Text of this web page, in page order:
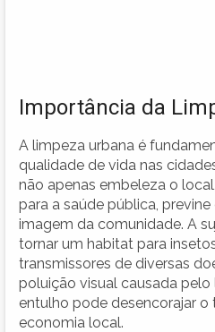
Importância da
A limpeza urbana é
qualidade de vida nas
não apenas embeleza o
para a saúde pública,
imagem da comunidade. A
tornar um habitat para
transmissores de diversas
poluição visual causada
entulho pode desencorajar o
economia local.